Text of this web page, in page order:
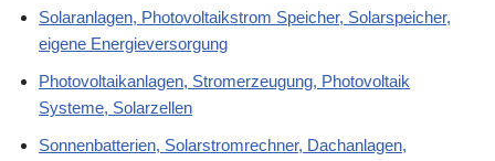
Solaranlagen, Photovoltaikstrom Speicher, Solarspeicher,
eigene Energieversorgung
Photovoltaikanlagen, Stromerzeugung, Photovoltaik
Systeme, Solarzellen
Sonnenbatterien, Solarstromrechner, Dachanlagen,